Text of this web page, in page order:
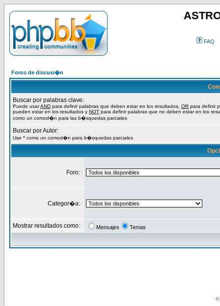
FAQ
Foros de discusi�n
Buscar por palabras clave:
Puede usarAND para definir palabras que deben estar en los resultados, OR para definir
pueden estar en los resultados y NOT para definir palabras que no deben estar en los
como un comod�n para las b�squedas parciales
Buscar por Autor:
Use * como un comod�n para b�squedas parciales
Foro:
Categor�a:
Mostrar resultados como: Mensajes Temas
©